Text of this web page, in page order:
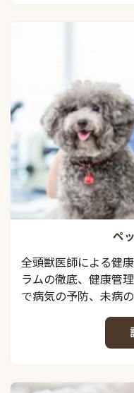
ペ
全頭獣医師による健
ラムの徹底、健康管
で病気の予防、未病